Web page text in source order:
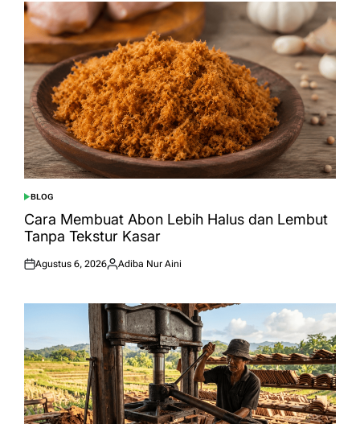
POSTED
IN
BLOG
Cara Membuat Abon Lebih Halus dan Lembut
Tanpa Tekstur Kasar
Posted
Agustus 6, 2026
Posted
Adiba Nur Aini